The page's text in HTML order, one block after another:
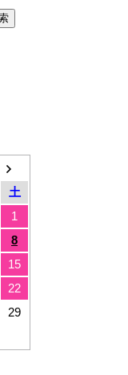
土
1
8
15
22
29